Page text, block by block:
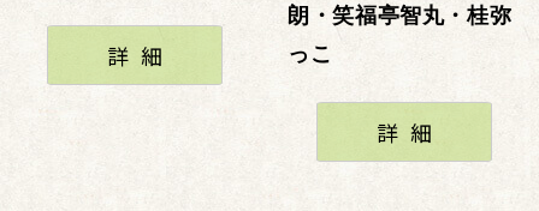
詳細
朗・笑福亭智丸・桂弥
っこ
詳細